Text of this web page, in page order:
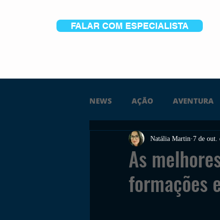
FALAR COM ESPECIALISTA
NEWS AÇÃO AVENTURA
FICÇÃO TERROR PC
TRAILER PLATAFORMA
As
formações
Natália Martin 7 de out.